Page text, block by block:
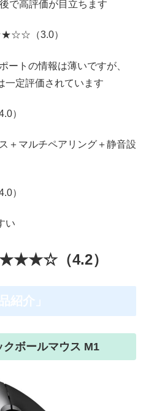
で高評価が目立ちます
（3.0）
ートの情報は薄いですが、
一定評価されています
）
＋マルチペアリング＋静音設
）
い
（4.2）
紹介」
ボールマウス ‎M1